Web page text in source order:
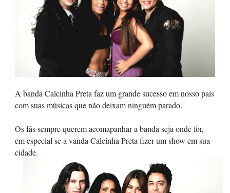
A banda Calcinha Preta faz um grande sucesso em nosso país
com suas músicas que não deixam ninguém parado.
Os fãs sempre querem acomapanhar a banda seja onde for,
em especial se a vanda Calcinha Preta fizer um show em sua
cidade.